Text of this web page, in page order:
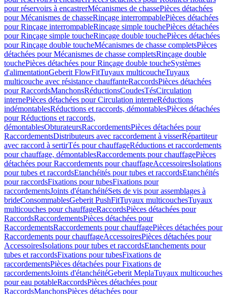
pour réservoirs à encastrerMécanismes de chassePièces détachées
pour Mécanismes de chasseRinçage interrompablePièces détachées
pour Rinçage interrompableRinçage simple touchePièces détachées
pour Rinçage simple toucheRinçage double touchePièces détachées
pour Rinçage double toucheMécanismes de chasse completsPièces
détachées pour Mécanismes de chasse completsRinçage double
touchePièces détachées pour Rinçage double toucheSystèmes
d'alimentationGeberit FlowFitTuyaux multicoucheTuyaux
multicouche avec résistance chauffanteRaccordsPièces détachées
pour RaccordsManchonsRéductionsCoudesTésCirculation
internePièces détachées pour Circulation interneRéductions
indémontablesRéductions et raccords, démontablesPièces détachées
pour Réductions et raccords,
démontablesObturateursRaccordementsPièces détachées pour
RaccordementsDistributeurs avec raccordement à visserRépartiteur
avec raccord à sertirTés pour chauffageRéductions et raccordements
pour chauffage, démontablesRaccordements pour chauffagePièces
détachées pour Raccordements pour chauffageAccessoiresIsolations
pour tubes et raccordsEtanchéités pour tubes et raccordsEtanchéités
pour raccordsFixations pour tubesFixations pour
raccordementsJoints d'étanchéitéSets de vis pour assemblages à
brideConsommablesGeberit PushFitTuyaux multicouchesTuyaux
multicouches pour chauffageRaccordsPièces détachées pour
RaccordsRaccordementsPièces détachées pour
RaccordementsRaccordements pour chauffagePièces détachées pour
Raccordements pour chauffageAccessoiresPièces détachées pour
AccessoiresIsolations pour tubes et raccordsEtanchements pour
tubes et raccordsFixations pour tubesFixations de
raccordementsPièces détachées pour Fixations de
raccordementsJoints d'étanchéitéGeberit MeplaTuyaux multicouches
pour eau potableRaccordsPièces détachées pour
RaccordsManchonsPièces détachées pour